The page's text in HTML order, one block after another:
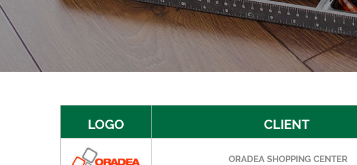
LOGO CLIENT
ORADEA SHOPPING CENTER